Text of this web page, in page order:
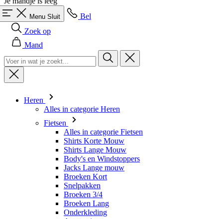
Mand
Heren
Alles in categorie Heren
Shirts Lange Mouw
Body's en Windstoppers
Jacks Lange mouw
Broeken Kort
Snelpakken
Broeken 3/4
Broeken Lang
Onderkleding
Accessoires
Mutsen en Petten
Handschoenen
Sokken
Overig